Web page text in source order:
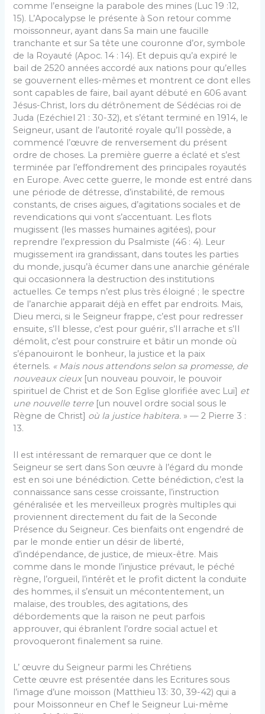
comme l’enseigne la parabole des mines (Luc 19 :12,
15). L’Apocalypse le présente à Son retour comme
moissonneur, ayant dans Sa main une faucille
tranchante et sur Sa tête une couronne d’or, symbole
de la Royauté (Apoc. 14 : 14). Et depuis qu’a expiré le
bail de 2520 années accordé aux nations pour qu’elles
se gouvernent elles-mêmes et montrent ce dont elles
sont capables de faire, bail ayant débuté en 606 avant
Jésus-Christ, lors du détrônement de Sédécias roi de
Juda (Ezéchiel 21 : 30-32), et s’étant terminé en 1914, le
Seigneur, usant de l’autorité royale qu’Il possède, a
commencé l’œuvre de renversement du présent
ordre de choses. La première guerre a éclaté et s’est
terminée par l’effondrement des principales royautés
en Europe. Avec cette guerre, le monde est entré dans
une période de détresse, d’instabilité, de remous
constants, de crises aigues, d’agitations sociales et de
revendications qui vont s’accentuant. Les flots
mugissent (les masses humaines agitées), pour
reprendre l’expression du Psalmiste (46 : 4). Leur
mugissement ira grandissant, dans toutes les parties
du monde, jusqu’à écumer dans une anarchie générale
qui occasionnera la destruction des institutions
actuelles. Ce temps n’est plus très éloigné ; le spectre
de l’anarchie apparait déjà en effet par endroits. Mais,
Dieu merci, si le Seigneur frappe, c’est pour redresser
ensuite, s’Il blesse, c’est pour guérir, s’Il arrache et s’Il
démolit, c’est pour construire et bâtir un monde où
s’épanouiront le bonheur, la justice et la paix
éternels. « Mais nous attendons selon sa promesse, de
nouveaux cieux[un nouveau pouvoir, le pouvoir
spirituel de Christ et de Son Eglise glorifiée avec Lui] et
une nouvelle terre [un nouvel ordre social sous le
Règne de Christ] où la justice habitera. » — 2 Pierre 3 :
13.
Il est intéressant de remarquer que ce dont le
Seigneur se sert dans Son œuvre à l’égard du monde
est en soi une bénédiction. Cette bénédiction, c’est la
connaissance sans cesse croissante, l’instruction
généralisée et les merveilleux progrès multiples qui
proviennent directement du fait de la Seconde
Présence du Seigneur. Ces bienfaits ont engendré de
par le monde entier un désir de liberté,
d’indépendance, de justice, de mieux-être. Mais
comme dans le monde l’injustice prévaut, le péché
règne, l’orgueil, l’intérêt et le profit dictent la conduite
des hommes, il s’ensuit un mécontentement, un
malaise, des troubles, des agitations, des
débordements que la raison ne peut parfois
approuver, qui ébranlent l’ordre social actuel et
provoqueront finalement sa ruine.
L’ œuvre du Seigneur parmi les Chrétiens
Cette œuvre est présentée dans les Ecritures sous
l’image d’une moisson (Matthieu 13: 30, 39-42) qui a
pour Moissonneur en Chef le Seigneur Lui-même